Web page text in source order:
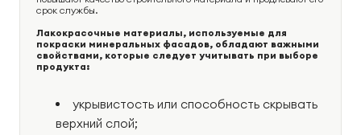
срок службы.
Лакокрасочные материалы, используемые для
покраски минеральных фасадов, обладают важными
свойствами, которые следует учитывать при выборе
продукта:
укрывистость или способность скрывать
верхний слой;